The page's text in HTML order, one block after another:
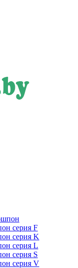
серия F
серия K
серия L
серия S
серия V